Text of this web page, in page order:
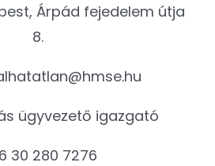
Árpád fejedelem útja
8.
ügyvezető igazgató
30 280 7276